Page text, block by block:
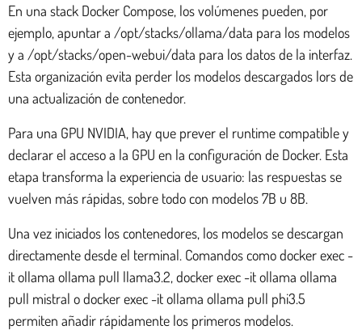
En una stack Docker Compose, los volúmenes pueden, por
ejemplo, apuntar a /opt/stacks/ollama/data para los modelos
y a /opt/stacks/open-webui/data para los datos de la interfaz.
Esta organización evita perder los modelos descargados lors de
una actualización de contenedor.
Para una GPU NVIDIA, hay que prever el runtime compatible y
declarar el acceso a la GPU en la configuración de Docker. Esta
etapa transforma la experiencia de usuario: las respuestas se
vuelven más rápidas, sobre todo con modelos 7B u 8B.
Una vez iniciados los contenedores, los modelos se descargan
directamente desde el terminal. Comandos como docker exec -
it ollama ollama pull llama3.2, docker exec -it ollama ollama
pull mistral o docker exec -it ollama ollama pull phi3.5
permiten añadir rápidamente los primeros modelos.